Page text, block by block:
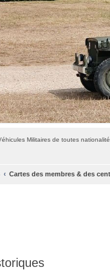
Militaires de toutes
Cartes des membres & des